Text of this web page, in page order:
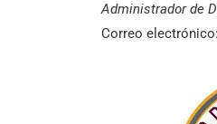
Administrador de
Correo electrónico: